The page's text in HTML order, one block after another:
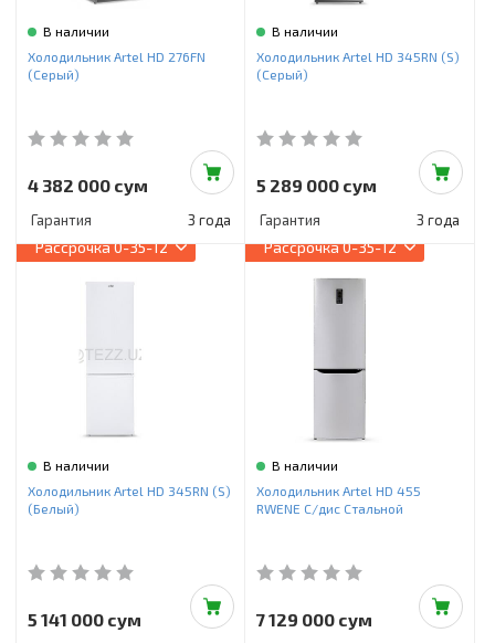
В наличии
Холодильник Artel HD 276FN
(Серый)
4 382 000 сум
Гарантия 3 года
В наличии
Холодильник Artel HD 345RN (S)
(Серый)
5 289 000 сум
Гарантия 3 года
Рассрочка0-35-12
В наличии
Холодильник Artel HD 345RN (S)
(Белый)
5 141 000 сум
Рассрочка0-35-12
В наличии
Холодильник Artel HD 455
RWENE С/дис Стальной
7 129 000 сум